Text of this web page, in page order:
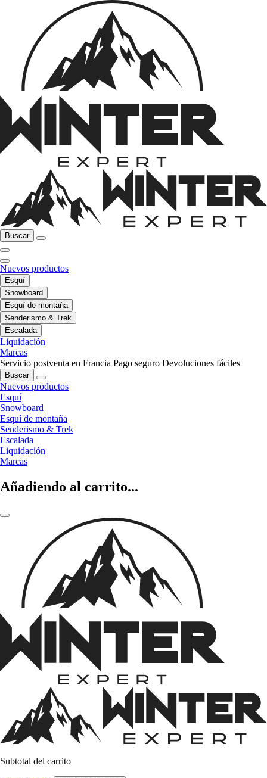
Buscar
Nuevos productos
Esquí
Snowboard
Esquí de montaña
Senderismo & Trek
Escalada
Liquidación
Marcas
Servicio postventa en Francia Pago seguro Devoluciones fáciles
Buscar
Nuevos productos
Esquí
Snowboard
Esquí de montaña
Senderismo & Trek
Escalada
Liquidación
Marcas
Añadiendo al carrito...
Subtotal del carrito